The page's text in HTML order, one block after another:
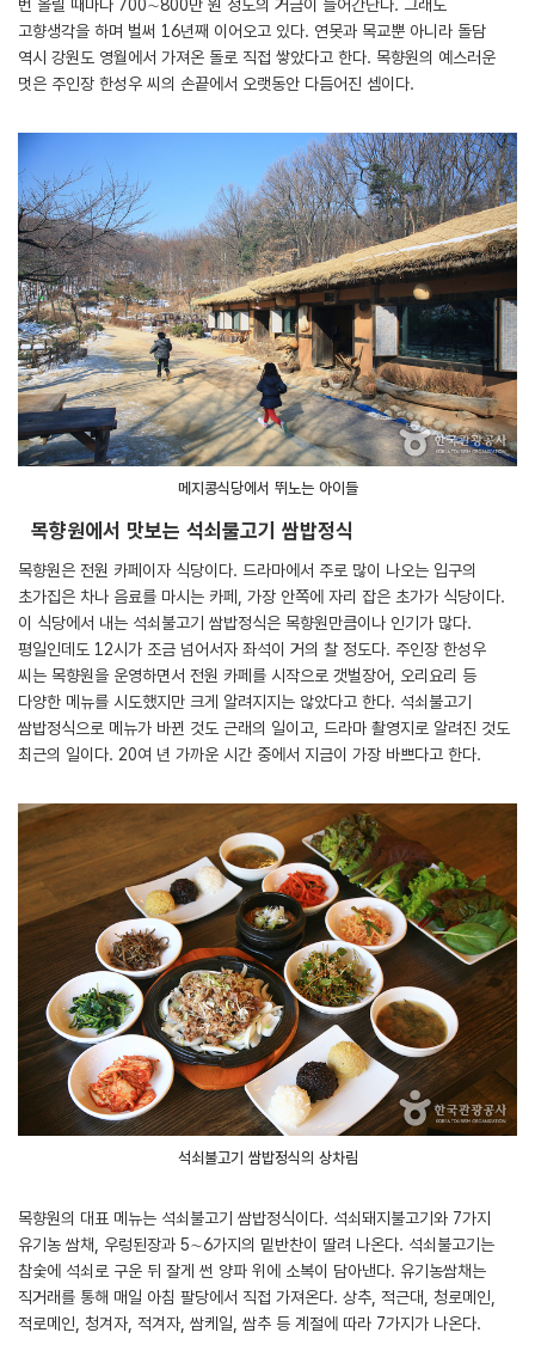
번 올릴 때마다 700∼800만 원 정도의 거금이 들어간단다. 그래도
고향생각을 하며 벌써 16년째 이어오고 있다. 연못과 목교뿐 아니라 돌담
역시 강원도 영월에서 가져온 돌로 직접 쌓았다고 한다. 목향원의 예스러운
멋은 주인장 한성우 씨의 손끝에서 오랫동안 다듬어진 셈이다.
메지콩식당에서 뛰노는 아이들
목향원에서 맛보는 석쇠불고기 쌈밥정식
목향원은 전원 카페이자 식당이다. 드라마에서 주로 많이 나오는 입구의
초가집은 차나 음료를 마시는 카페, 가장 안쪽에 자리 잡은 초가가 식당이다.
이 식당에서 내는 석쇠불고기 쌈밥정식은 목향원만큼이나 인기가 많다.
평일인데도 12시가 조금 넘어서자 좌석이 거의 찰 정도다. 주인장 한성우
씨는 목향원을 운영하면서 전원 카페를 시작으로 갯벌장어, 오리요리 등
다양한 메뉴를 시도했지만 크게 알려지지는 않았다고 한다. 석쇠불고기
쌈밥정식으로 메뉴가 바뀐 것도 근래의 일이고, 드라마 촬영지로 알려진 것도
최근의 일이다. 20여 년 가까운 시간 중에서 지금이 가장 바쁘다고 한다.
석쇠불고기 쌈밥정식의 상차림
목향원의 대표 메뉴는 석쇠불고기 쌈밥정식이다. 석쇠돼지불고기와 7가지
유기농 쌈채, 우렁된장과 5∼6가지의 밑반찬이 딸려 나온다. 석쇠불고기는
참숯에 석쇠로 구운 뒤 잘게 썬 양파 위에 소복이 담아낸다. 유기농쌈채는
직거래를 통해 매일 아침 팔당에서 직접 가져온다. 상추, 적근대, 청로메인,
적로메인, 청겨자, 적겨자, 쌈케일, 쌈추 등 계절에 따라 7가지가 나온다.